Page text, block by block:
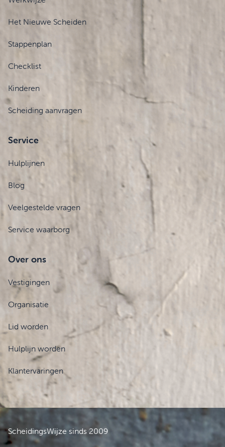
Het Nieuwe Scheiden
Stappenplan
Checklist
Kinderen
Scheiding aanvragen
Service
Hulplijnen
Blog
Veelgestelde vragen
Service waarborg
Over ons
Vestigingen
Organisatie
Lid worden
Hulplijn worden
Klantervaringen
ScheidingsWijze sinds 2009